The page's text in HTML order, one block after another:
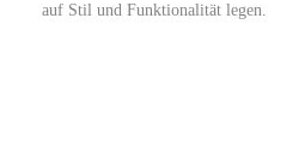
auf Stil und Funktionalität legen.